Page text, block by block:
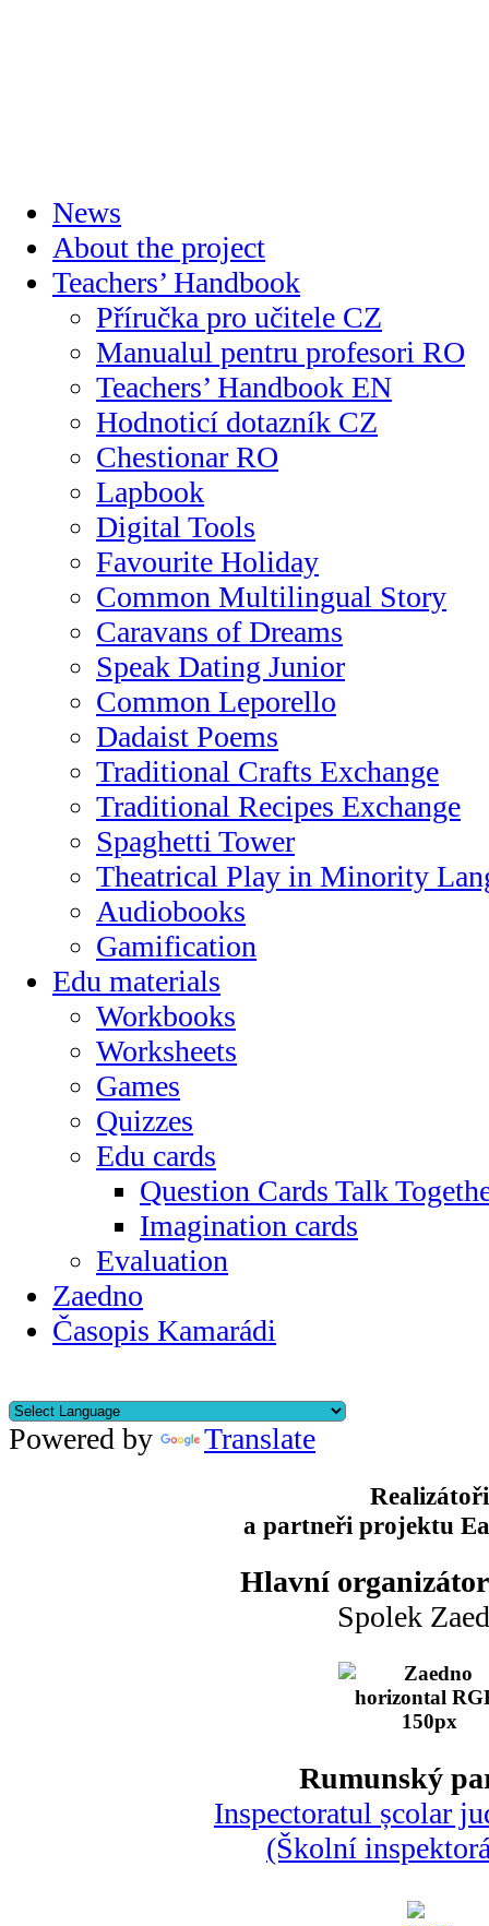
News
About the project
Teachers’ Handbook
Příručka pro učitele CZ
Manualul pentru profesori RO
Teachers’ Handbook EN
Hodnoticí dotazník CZ
Chestionar RO
Lapbook
Digital Tools
Favourite Holiday
Common Multilingual Story
Caravans of Dreams
Speak Dating Junior
Common Leporello
Dadaist Poems
Traditional Crafts Exchange
Traditional Recipes Exchange
Spaghetti Tower
Theatrical Play in Minority
Audiobooks
Gamification
Edu materials
Workbooks
Worksheets
Games
Quizzes
Edu cards
Question Cards Talk
Imagination cards
Evaluation
Zaedno
Časopis Kamarádi
Powered by Translate
Realizátoři
a partneři projektu
Hlavní
Spolek
Rumunský
Inspectoratul școlar
(Školní